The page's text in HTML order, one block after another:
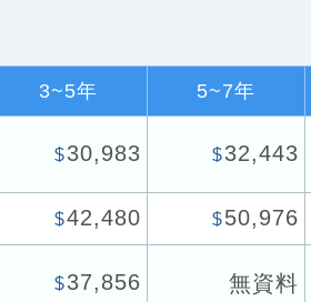
3~5年 5~7年
$30,983 $32,443
$42,480 $50,976
$37,856 無資料